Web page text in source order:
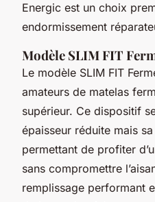
Energic est un choix
endormissement
Modèle SLIM FIT
Le modèle SLIM FIT
amateurs de matelas
supérieur. Ce dispositif
épaisseur réduite mais
permettant de profiter
sans compromettre
remplissage performant